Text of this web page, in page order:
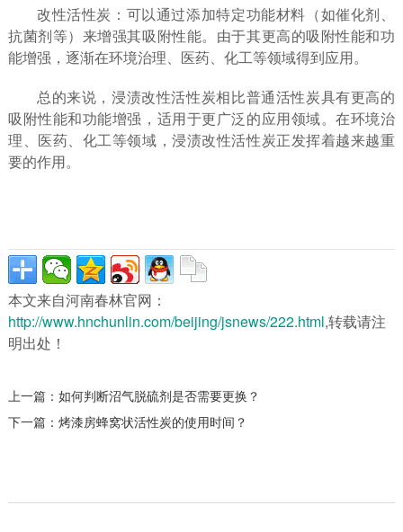
改性活性炭：可以通过添加特定功能材料（如催化剂、
抗菌剂等）来增强其吸附性能。由于其更高的吸附性能和功
能增强，逐渐在环境治理、医药、化工等领域得到应用。
总的来说，浸渍改性活性炭相比普通活性炭具有更高的
吸附性能和功能增强，适用于更广泛的应用领域。在环境治
理、医药、化工等领域，浸渍改性活性炭正发挥着越来越重
要的作用。
本文来自河南春林官网：
http://www.hnchunlin.com/beijing/jsnews/222.html,转载请注
明出处！
上一篇： 如何判断沼气脱硫剂是否需要更换？
下一篇： 烤漆房蜂窝状活性炭的使用时间？